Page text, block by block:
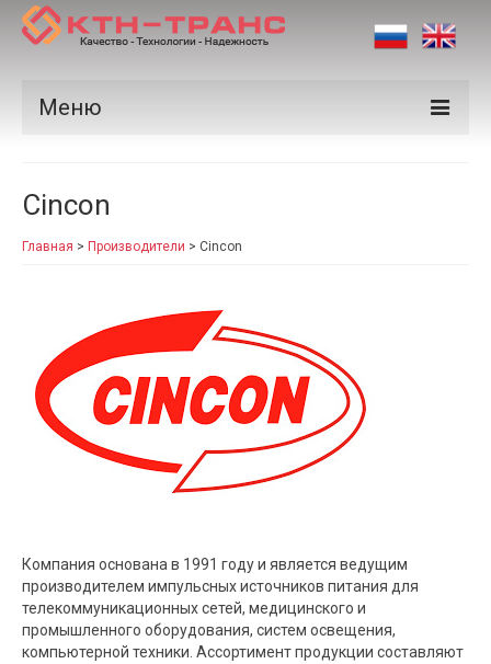
Меню
Производители
Рынки
Новости
Контакты
Cincon
Главная > Производители > Cincon
Компания основана в 1991 году и является ведущим
производителем импульсных источников питания для
телекоммуникационных сетей, медицинского и
промышленного оборудования, систем освещения,
компьютерной техники. Ассортимент продукции составляют